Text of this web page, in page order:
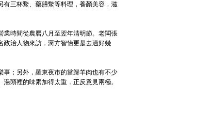
有三杯鱉、藥膳鱉等料理，養顏美容，滋
業時間從農曆八月至翌年清明節。老闆張
政治人物來訪，蔣方智怡更是去過好幾
事；另外，羅東夜市的當歸羊肉也有不少
頭裡的味素加得太重，正反意見兩極。